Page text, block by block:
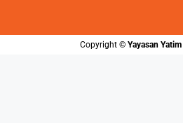
Copyright ©️ Yayasan